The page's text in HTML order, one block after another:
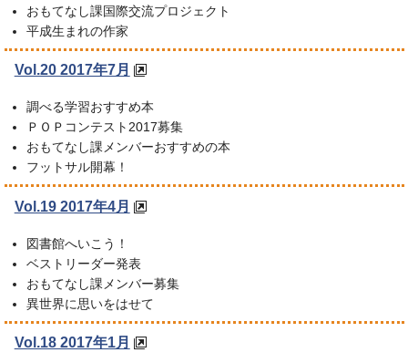
おもてなし課国際交流プロジェクト
平成生まれの作家
Vol.20 2017年7月
調べる学習おすすめ本
ＰＯＰコンテスト2017募集
おもてなし課メンバーおすすめの本
フットサル開幕！
Vol.19 2017年4月
図書館へいこう！
ベストリーダー発表
おもてなし課メンバー募集
異世界に思いをはせて
Vol.18 2017年1月